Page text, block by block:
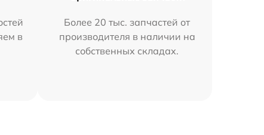
в
Более 20 тыс. запчастей от
производителя в наличии на
собственных складах.